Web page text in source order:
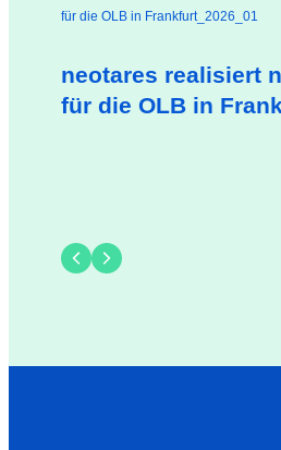
neotares realisiert
für die OLB in